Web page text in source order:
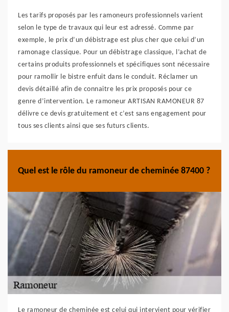
Les tarifs proposés par les ramoneurs professionnels varient
selon le type de travaux qui leur est adressé. Comme par
exemple, le prix d’un débistrage est plus cher que celui d’un
ramonage classique. Pour un débistrage classique, l’achat de
certains produits professionnels et spécifiques sont nécessaire
pour ramollir le bistre enfuit dans le conduit. Réclamer un
devis détaillé afin de connaitre les prix proposés pour ce
genre d’intervention. Le ramoneur ARTISAN RAMONEUR 87
délivre ce devis gratuitement et c’est sans engagement pour
tous ses clients ainsi que ses futurs clients.
Quel est le rôle du ramoneur de cheminée 87400 ?
Le ramoneur de cheminée est celui qui intervient pour vérifier